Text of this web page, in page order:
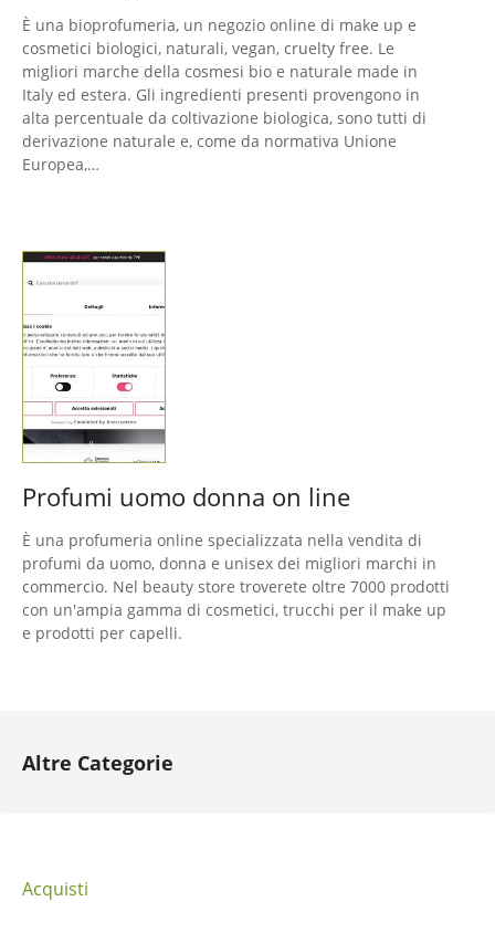
È una bioprofumeria, un negozio online di make up e
cosmetici biologici, naturali, vegan, cruelty free. Le
migliori marche della cosmesi bio e naturale made in
Italy ed estera. Gli ingredienti presenti provengono in
alta percentuale da coltivazione biologica, sono tutti di
derivazione naturale e, come da normativa Unione
Europea,…
Profumi uomo donna on line
È una profumeria online specializzata nella vendita di
profumi da uomo, donna e unisex dei migliori marchi in
commercio. Nel beauty store troverete oltre 7000 prodotti
con un'ampia gamma di cosmetici, trucchi per il make up
e prodotti per capelli.
a
Altre Categorie
Acquisti